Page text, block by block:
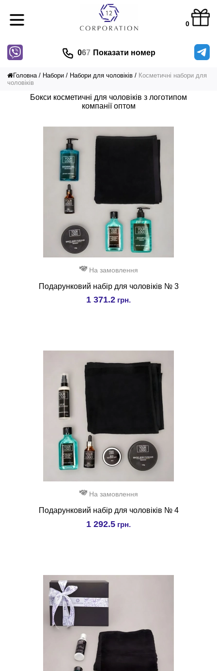
0
067 Показати номер
Головна Набори Набори для чоловіків
Косметичні набори для
чоловіків
Бокси косметичні для чоловіків з логотипом
компанії оптом
На замовлення
Подарунковий набір для чоловіків № 3
1 371.2 грн.
На замовлення
Подарунковий набір для чоловіків № 4
1 292.5 грн.